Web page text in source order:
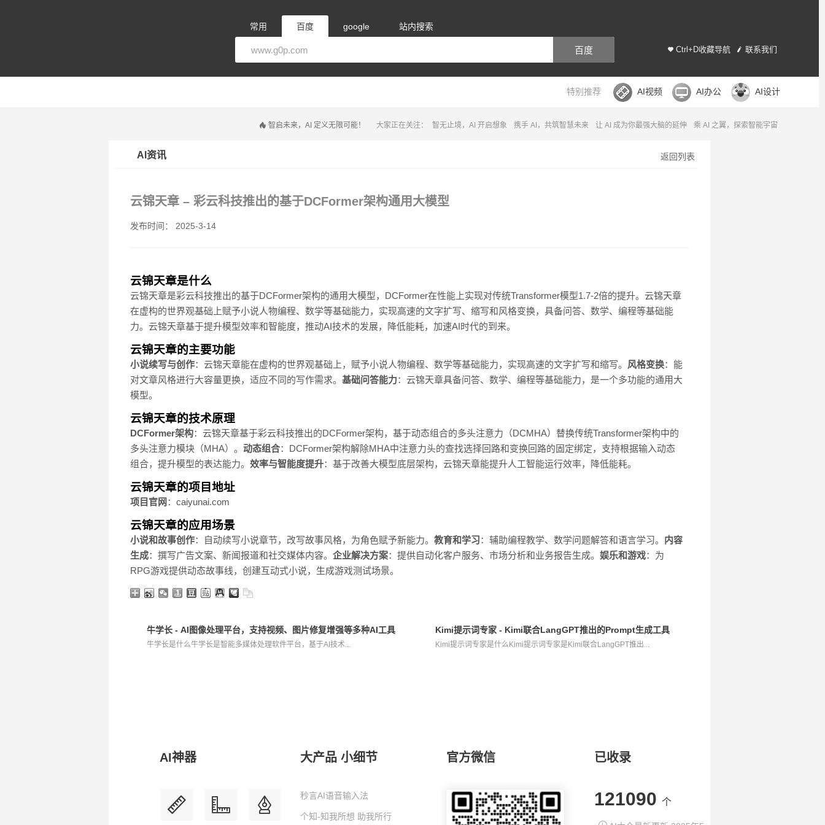
常用 百度 google 站内搜索
Ctrl+D收藏导航 联系我们
百度
特别推荐 AI视频 AI办公 AI设计
大家正在关注： 智无止境，AI 开启想象 携手 AI，共筑智慧未来 让 AI 成为你最强大脑的延伸 乘 AI 之翼，探索智能宇宙
智启未来，AI 定义无限可能！
返回列表
AI资讯
云锦天章 – 彩云科技推出的基于DCFormer架构通用大模型
发布时间： 2025-3-14
云锦天章是什么
云锦天章是彩云科技推出的基于DCFormer架构的通用大模型，DCFormer在性能上实现对传统Transformer模型1.7-2倍的提升。云锦天章
在虚构的世界观基础上赋予小说人物编程、数学等基础能力，实现高速的文字扩写、缩写和风格变换，具备问答、数学、编程等基础能
力。云锦天章基于提升模型效率和智能度，推动AI技术的发展，降低能耗，加速AI时代的到来。
云锦天章的主要功能
小说续写与创作：云锦天章能在虚构的世界观基础上，赋予小说人物编程、数学等基础能力，实现高速的文字扩写和缩写。 风格变换：能
对文章风格进行大容量更换，适应不同的写作需求。 基础问答能力：云锦天章具备问答、数学、编程等基础能力，是一个多功能的通用大
模型。
云锦天章的技术原理
DCFormer架构：云锦天章基于彩云科技推出的DCFormer架构，基于动态组合的多头注意力（DCMHA）替换传统Transformer架构中的
多头注意力模块（MHA）。 动态组合：DCFormer架构解除MHA中注意力头的查找选择回路和变换回路的固定绑定，支持根据输入动态
组合，提升模型的表达能力。 效率与智能度提升：基于改善大模型底层架构，云锦天章能提升人工智能运行效率，降低能耗。
云锦天章的项目地址
项目官网 ：caiyunai.com
云锦天章的应用场景
小说和故事创作：自动续写小说章节，改写故事风格，为角色赋予新能力。 教育和学习：辅助编程教学、数学问题解答和语言学习。 内容
生成：撰写广告文案、新闻报道和社交媒体内容。 企业解决方案：提供自动化客户服务、市场分析和业务报告生成。 娱乐和游戏：为
RPG游戏提供动态故事线，创建互动式小说，生成游戏测试场景。
牛学长 - AI图像处理平台，支持视频、图片修复增强等多种AI工具
牛学长是什么牛学长是智能多媒体处理软件平台，基于AI技术...
Kimi提示词专家 - Kimi联合LangGPT推出的Prompt生成工具
Kimi提示词专家是什么Kimi提示词专家是Kimi联合LangGPT推出...
AI神器 大产品 小细节
秒言AI语音输入法
个知-知我所想 助我所行
官方微信 已收录
121090 个